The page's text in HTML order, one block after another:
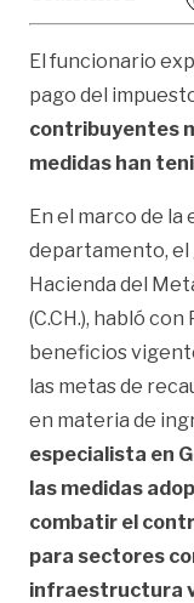
El funcionario
pago del
contribuyentes
medidas han
En el marco de
departamento, el
Hacienda del
(C.CH.), habló
beneficios
las metas de
en materia de
especialista en
las medidas
combatir el
para sectores
infraestructura